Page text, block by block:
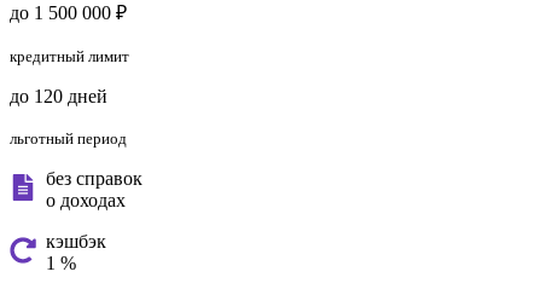
до 1 500 000 ₽
кредитный лимит
до 120 дней
льготный период
без справок
о доходах
кэшбэк
1 %